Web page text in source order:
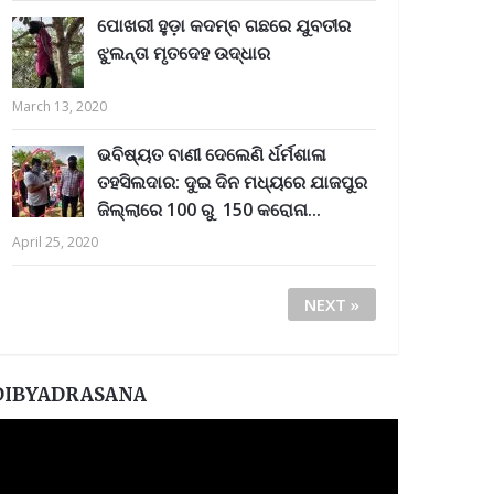
ପୋଖରୀ ହୁଡ଼ା କଦମ୍ବ ଗଛରେ ଯୁବତୀର
ଝୁଲନ୍ତା ମୃତଦେହ ଉଦ୍ଧାର
March 13, 2020
ଭବିଷ୍ୟତ ବାଣୀ ଦେଲେଣି ର୍ଧର୍ମଶାଳା
ତହସିଲଦାର: ଦୁଇ ଦିନ ମଧ୍ୟରେ ଯାଜପୁର
ଜିଲ୍ଲାରେ 100 ରୁ 150 କରୋନା...
April 25, 2020
NEXT »